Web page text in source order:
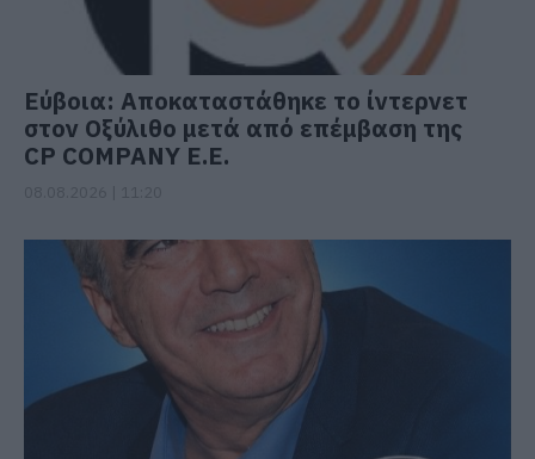
Εύβοια: Αποκαταστάθηκε το ίντερνετ
στον Οξύλιθο μετά από επέμβαση της
CP COMPANY Ε.Ε.